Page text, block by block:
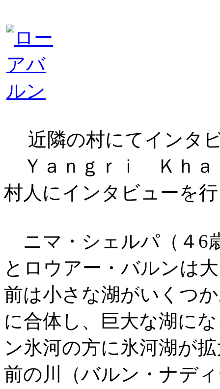
近隣の村にてインタ
Ｙａｎｇｒｉ Ｋｈａ
村人にインタビューを
ニマ・シェルパ（４6
とロウアー・バルンは
前は小さな湖がいくつ
に合体し、巨大な湖に
ン氷河の方に氷河湖が
前の川（バルン・ナデ